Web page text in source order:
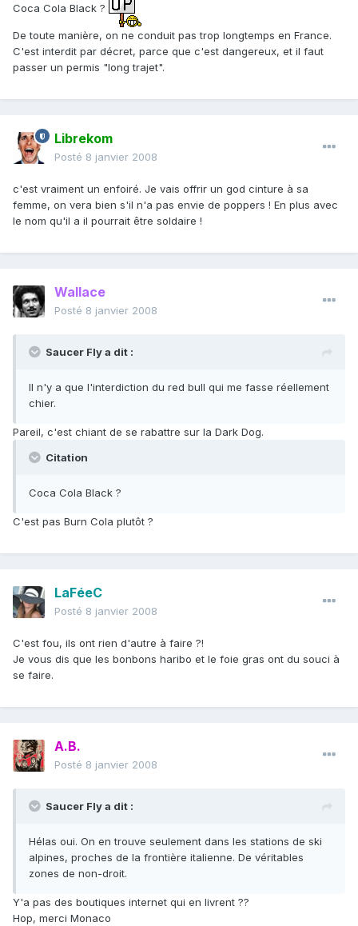
Coca Cola Black ?
De toute manière, on ne conduit pas trop longtemps en France.
C'est interdit par décret, parce que c'est dangereux, et il faut
passer un permis "long trajet".
Librekom
Posté 8 janvier 2008
c'est vraiment un enfoiré. Je vais offrir un god cinture à sa
femme, on vera bien s'il n'a pas envie de poppers ! En plus avec
le nom qu'il a il pourrait être soldaire !
Wallace
Posté 8 janvier 2008
Saucer Fly a dit :
Il n'y a que l'interdiction du red bull qui me fasse réellement
chier.
Pareil, c'est chiant de se rabattre sur la Dark Dog.
Citation
Coca Cola Black ?
C'est pas Burn Cola plutôt ?
LaFéeC
Posté 8 janvier 2008
C'est fou, ils ont rien d'autre à faire ?!
Je vous dis que les bonbons haribo et le foie gras ont du souci à
se faire.
A.B.
Posté 8 janvier 2008
Saucer Fly a dit :
Hélas oui. On en trouve seulement dans les stations de ski
alpines, proches de la frontière italienne. De véritables
zones de non-droit.
Y'a pas des boutiques internet qui en livrent ??
Hop, merci Monaco